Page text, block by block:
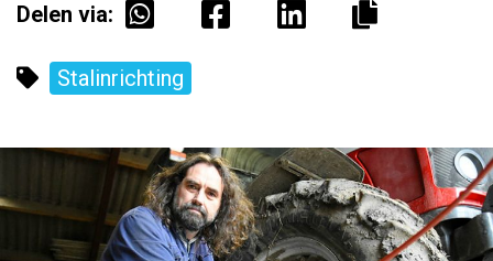
Delen via:
Stalinrichting